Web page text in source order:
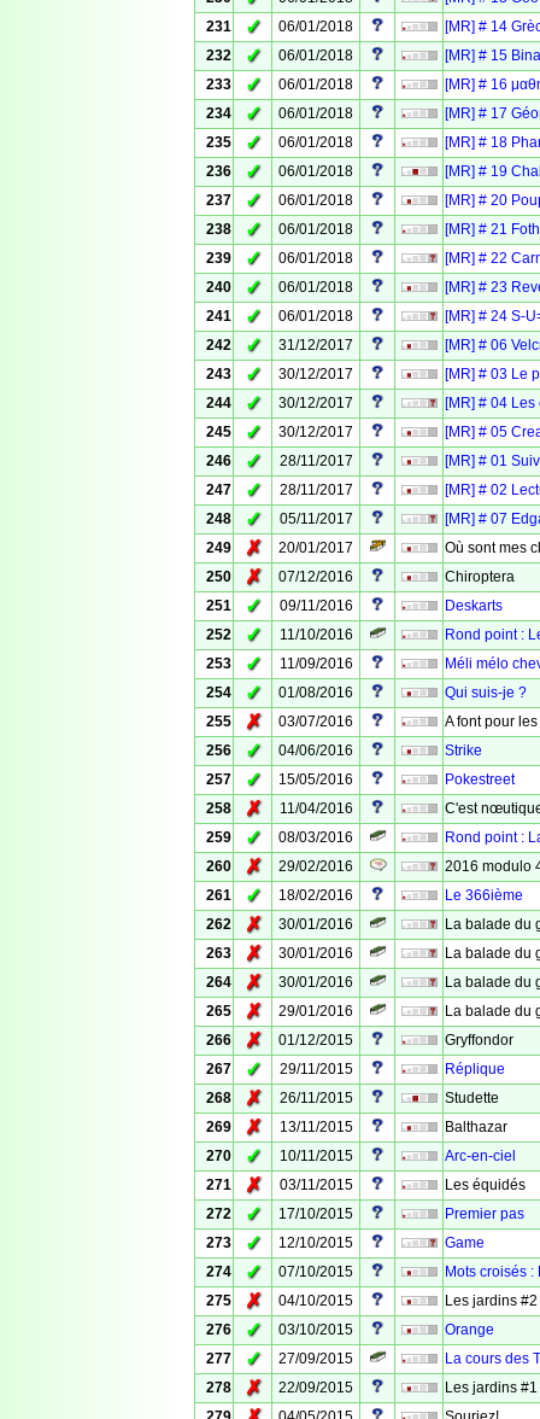
231
✓ 06/01/2018
[MR] # 14
232
✓ 06/01/2018
[MR] # 15
233
✓ 06/01/2018
[MR] # 16
234
✓ 06/01/2018
[MR] # 17
235
✓ 06/01/2018
[MR] # 18
236
✓ 06/01/2018
[MR] # 19
237
✓ 06/01/2018
[MR] # 20
238
✓ 06/01/2018
[MR] # 21
239
✓ 06/01/2018
[MR] # 22
240
✓ 06/01/2018
[MR] # 23
241
✓ 06/01/2018
[MR] # 24 S-
242
✓ 31/12/2017
[MR] # 06
243
✓ 30/12/2017
[MR] # 03 Le
244
✓ 30/12/2017
[MR] # 04 Les
245
✓ 30/12/2017
[MR] # 05
246
✓ 28/11/2017
[MR] # 01
247
✓ 28/11/2017
[MR] # 02
248
✓ 05/11/2017
[MR] # 07
249
✗ 20/01/2017
Où sont mes
250
✗ 07/12/2016
Chiroptera
251
✓ 09/11/2016
Deskarts
252
✓ 11/10/2016
Rond point :
253
✓ 11/09/2016
Méli mélo
254
✓ 01/08/2016
Qui suis-je ?
255
✗ 03/07/2016
A font pour
256
✓ 04/06/2016
Strike
257
✓ 15/05/2016
Pokestreet
258
✗ 11/04/2016
C'est
259
✓ 08/03/2016
Rond point :
260
✗ 29/02/2016
2016 modulo
261
✓ 18/02/2016
Le 366ième
262
✗ 30/01/2016
La balade du
263
✗ 30/01/2016
La balade du
264
✗ 30/01/2016
La balade du
265
✗ 29/01/2016
La balade du
266
✗ 01/12/2015
Gryffondor
267
✓ 29/11/2015
Réplique
268
✗ 26/11/2015
Studette
269
✗ 13/11/2015
Balthazar
270
✓ 10/11/2015
Arc-en-ciel
271
✗ 03/11/2015
Les équidés
272
✓ 17/10/2015
Premier pas
273
✓ 12/10/2015
Game
274
✓ 07/10/2015
Mots croisés :
275
✗ 04/10/2015
Les jardins #2
276
✓ 03/10/2015
Orange
277
✓ 27/09/2015
La cours des
278
✗ 22/09/2015
Les jardins #1